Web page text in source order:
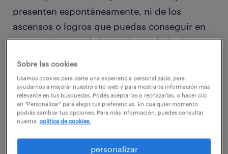
presenten espontáneamente, ni de los
ascensos o logros que puedas conseguir en
tu posición actual. Depende también de tu
puesto. Quizás pienses que es momento de
Sobre las cookies
Usamos cookies para darte una experiencia personalizada, para
ayudarnos a mejorar nuestro sitio web y para mostrarte información más
relevante en tus búsquedas. Podés aceptarlas o rechazarlas, o hacer clic
en "Personalizar" para elegir tus preferencias. En cualquier momento
podrás cambiar tus opciones. Para más información, puedes consultar
nuestra política de cookies.
personalizar